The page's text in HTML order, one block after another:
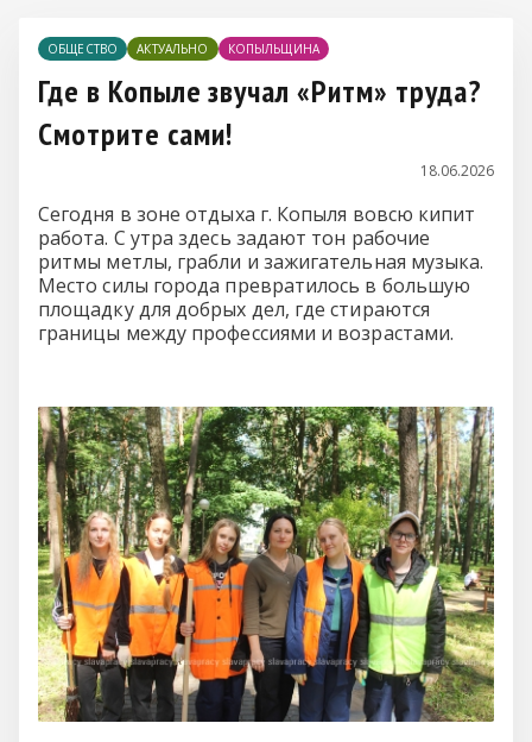
ОБЩЕСТВО АКТУАЛЬНО КОПЫЛЬЩИНА
Где в Копыле звучал «Ритм» труда?
Смотрите сами!
18.06.2026
Сегодня в зоне отдыха г. Копыля вовсю кипит
работа. С утра здесь задают тон рабочие
ритмы метлы, грабли и зажигательная музыка.
Место силы города превратилось в большую
площадку для добрых дел, где стираются
границы между профессиями и возрастами.